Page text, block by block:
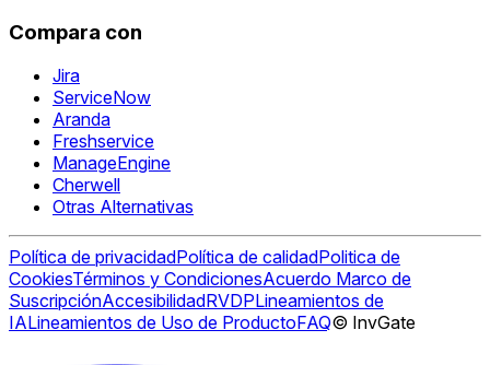
Compara con
Jira
ServiceNow
Aranda
Freshservice
ManageEngine
Cherwell
Otras Alternativas
Política de privacidadPolítica de calidadPolitica de
CookiesTérminos y CondicionesAcuerdo Marco de
SuscripciónAccesibilidadRVDPLineamientos de
IALineamientos de Uso de ProductoFAQ© InvGate